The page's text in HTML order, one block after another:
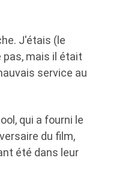
J'étais (le
pas, mais il était
service au
qui a fourni le
du film,
été dans leur